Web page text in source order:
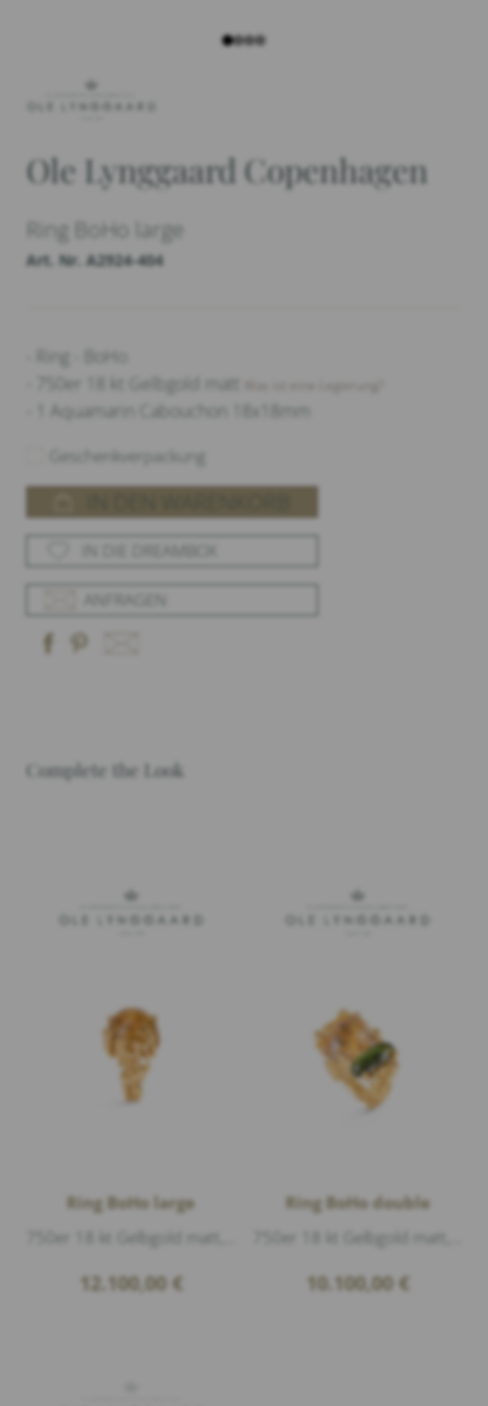
Ole Lynggaard Copenhagen
Ring BoHo large
Art. Nr. A2924-404
- Ring - BoHo
- 750er 18 kt Gelbgold matt
- 1 Aquamarin Cabouchon 18x18mm
Geschenkverpackung
Complete the Look
Ring BoHo large
12.100,00 €
Ring BoHo double
10.100,00 €